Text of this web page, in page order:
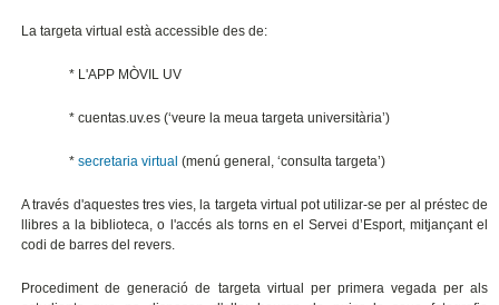
La targeta virtual està accessible des de:
* L'APP MÒVIL UV
* cuentas.uv.es (‘veure la meua targeta universitària’)
*secretaria virtual (menú general, ‘consulta targeta’)
A través d'aquestes tres vies, la targeta virtual pot utilizar-se per al préstec de
llibres a la biblioteca, o l'accés als torns en el Servei d’Esport, mitjançant el
codi de barres del revers.
Procediment de generació de targeta virtual per primera vegada per als